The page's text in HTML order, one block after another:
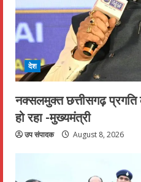
देश
नक्सलमुक्त छत्तीसगढ़
हो रहा -मुख्यमंत्री
उप संपादक August 8, 2026